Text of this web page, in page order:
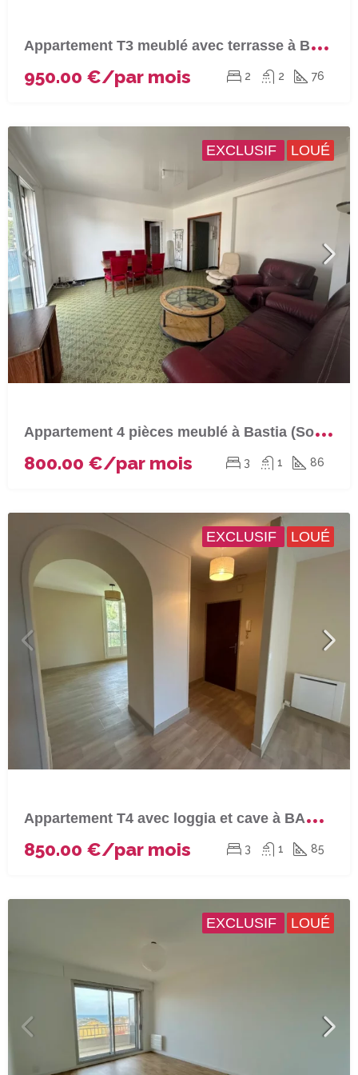
A
ppartement T3 meublé avec terrasse à BASTIA (Fango)
950.00 €/par mois 2 2 76
EXCLUSIF LOUÉ
A
ppartement 4 pièces meublé à Bastia (Sortie sud)
800.00 €/par mois 3 1 86
EXCLUSIF LOUÉ
A
ppartement T4 avec loggia et cave à BASTIA (Saint Joseph)
850.00 €/par mois 3 1 85
EXCLUSIF LOUÉ